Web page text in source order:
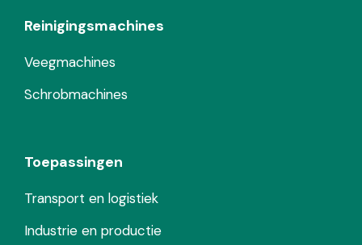
Reinigingsmachines
Veegmachines
Schrobmachines
Toepassingen
Transport en logistiek
Industrie en productie